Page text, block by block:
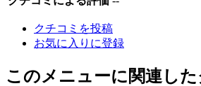
クチコミを投稿
お気に入りに登録
このメニューに関連した